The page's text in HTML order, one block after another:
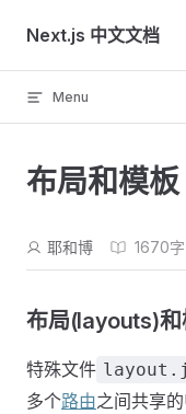
Skip to content
Next.js 中文文档
Menu
布局和模板
耶和博 1670字
布局(layouts)
特殊文件
多个路由之间共享